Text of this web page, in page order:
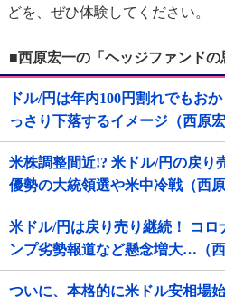
どを、ぜひ体験してください。
■西原宏一の「ヘッジファンド
ドル/円は年内100円割れでもお
っさり下落するイメージ（西原
米株調整間近!? 米ドル/円の戻り
優勢の大統領選や米中冷戦（西原
米ドル/円は戻り売り継続！ コロ
ンプ劣勢報道など懸念増大…（西
ついに、本格的に米ドル安相場